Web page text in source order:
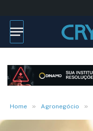
Home » Agronegócio »